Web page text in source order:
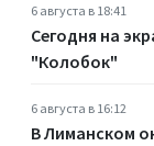
6 августа в 18:41
Сегодня на
"Колобок"
6 августа в 16:12
В Лиманском